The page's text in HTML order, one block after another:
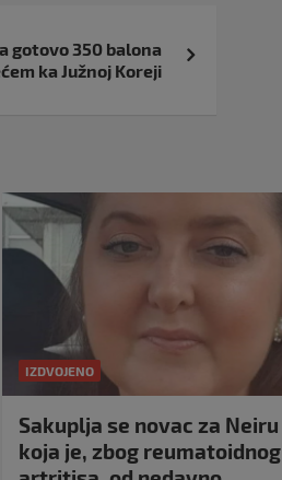
gotovo 350 balona
ka Južnoj Koreji
IZDVOJENO
Sakuplja se novac za Neiru
koja je, zbog reumatoidnog